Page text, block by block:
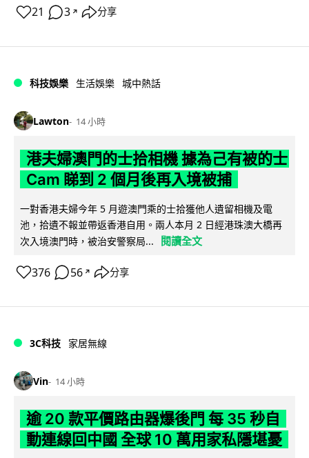
21 3 ↗ 分享
科技娛樂 生活娛樂 城中熱話
Lawton 14 小時
港夫婦澳門的士拾相機 據為己有被的士
Cam 睇到 2 個月後再入境被捕
一對香港夫婦今年 5 月遊澳門乘的士拾獲他人遺留相機及電
池，拾遺不報並帶返香港自用。兩人本月 2 日經港珠澳大橋再
次入境澳門時，被治安警察局...
閱讀全文
376 56 ↗ 分享
3C科技 家居無線
Vin 14 小時
逾 20 款平價路由器爆後門 每 35 秒自
動連線回中國 全球 10 萬用家私隱堪憂